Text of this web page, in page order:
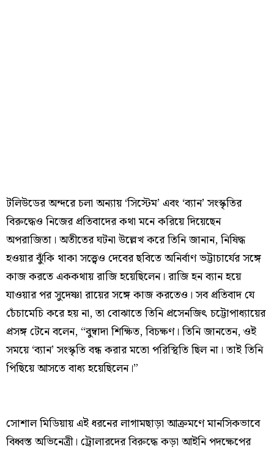
টলিউডের অন্দরে চলা অন্যায় ‘সিস্টেম’ এবং ‘ব্যান’ সংস্কৃতির
বিরুদ্ধেও নিজের প্রতিবাদের কথা মনে করিয়ে দিয়েছেন
অপরাজিতা। অতীতের ঘটনা উল্লেখ করে তিনি জানান, নিষিদ্ধ
হওয়ার ঝুঁকি থাকা সত্ত্বেও দেবের ছবিতে অনির্বাণ ভট্টাচার্যের সঙ্গে
কাজ করতে এককথায় রাজি হয়েছিলেন। রাজি হন ব্যান হয়ে
যাওয়ার পর সুদেষ্ণা রায়ের সঙ্গে কাজ করতেও। সব প্রতিবাদ যে
চেঁচামেচি করে হয় না, তা বোঝাতে তিনি প্রসেনজিৎ চট্টোপাধ্যায়ের
প্রসঙ্গ টেনে বলেন, “বুম্বাদা শিক্ষিত, বিচক্ষণ। তিনি জানতেন, ওই
সময়ে ‘ব্যান’ সংস্কৃতি বন্ধ করার মতো পরিস্থিতি ছিল না। তাই তিনি
পিছিয়ে আসতে বাধ্য হয়েছিলেন।”
সোশাল মিডিয়ায় এই ধরনের লাগামছাড়া আক্রমণে মানসিকভাবে
বিধ্বস্ত অভিনেত্রী। ট্রোলারদের বিরুদ্ধে কড়া আইনি পদক্ষেপের